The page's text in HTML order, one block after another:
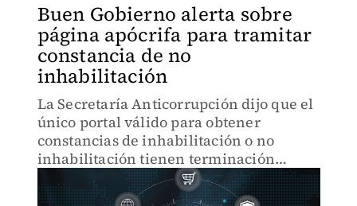
Buen Gobierno alerta sobre
página apócrifa para tramitar
constancia de no
inhabilitación
La Secretaría Anticorrupción dijo que el
único portal válido para obtener
constancias de inhabilitación o no
inhabilitación tienen terminación
.gob.mx.